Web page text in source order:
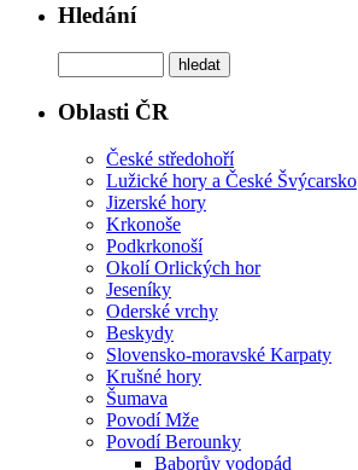
Hledání
Oblasti ČR
České středohoří
Lužické hory a České Švýcarsko
Jizerské hory
Krkonoše
Podkrkonoší
Okolí Orlických hor
Jeseníky
Oderské vrchy
Beskydy
Slovensko-moravské Karpaty
Krušné hory
Šumava
Povodí Mže
Povodí Berounky
Baborův vodopád